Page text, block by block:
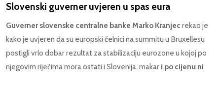
Slovenski guverner uvjeren u spas eura
Guverner slovenske centralne banke Marko Kranjec rekao je
kako je uvjeren da su europski čelnici na summitu u Bruxellesu
postigli vrlo dobar rezultat za stabilizaciju eurozone u kojoj po
njegovim riječima mora ostati i Slovenija, makar i po cijenu ni